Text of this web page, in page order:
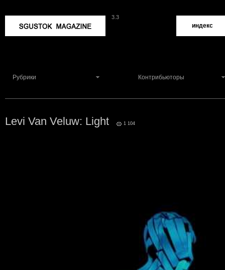
3.3
индекс
Рубрики Контрибьюторы
Levi Van Veluw: Light 1 104